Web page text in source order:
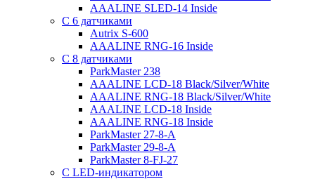
AAALINE SLED-14 Inside
С 6 датчиками
Autrix S-600
AAALINE RNG-16 Inside
С 8 датчиками
ParkMaster 238
AAALINE LCD-18 Black/Silver/White
AAALINE RNG-18 Black/Silver/White
AAALINE LCD-18 Inside
AAALINE RNG-18 Inside
ParkMaster 27-8-A
ParkMaster 29-8-A
ParkMaster 8-FJ-27
С LED-индикатором